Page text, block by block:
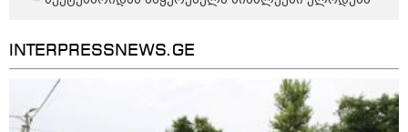
"გონებაში ვალაგებდი, ეს ამბავი
პირველად ვისთვის მეთქვა, ვის
INTERPRESSNEWS.GE